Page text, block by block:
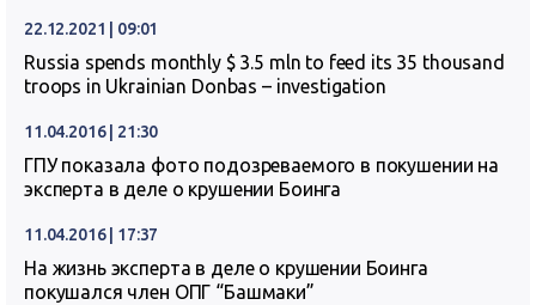
22.12.2021 | 09:01
Russia spends monthly $ 3.5 mln to feed its 35 thousand
troops in Ukrainian Donbas – investigation
11.04.2016 | 21:30
ГПУ показала фото подозреваемого в покушении на
эксперта в деле о крушении Боинга
11.04.2016 | 17:37
На жизнь эксперта в деле о крушении Боинга
покушался член ОПГ “Башмаки”